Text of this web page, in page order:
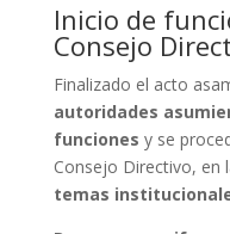
Inicio de
Consejo
Finalizado el acto
autoridades
funciones y se
Consejo Directivo, en
temas